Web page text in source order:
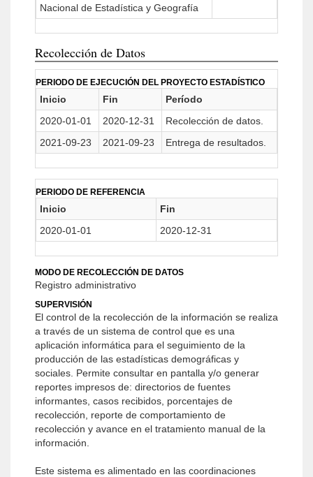
Nacional de Estadística y Geografía
Recolección de Datos
PERIODO DE EJECUCIÓN DEL PROYECTO ESTADÍSTICO
Inicio Fin
Período
2020-01-01
2020-12-31
Recolección de datos.
2021-09-23
2021-09-23 Entrega de resultados.
PERIODO DE REFERENCIA
Inicio
Fin
2020-01-01
2020-12-31
MODO DE RECOLECCIÓN DE DATOS
Registro administrativo
SUPERVISIÓN
El control de la recolección de la información se realiza
a través de un sistema de control que es una
aplicación informática para el seguimiento de la
producción de las estadísticas demográficas y
sociales. Permite consultar en pantalla y/o generar
reportes impresos de: directorios de fuentes
informantes, casos recibidos, porcentajes de
recolección, reporte de comportamiento de
recolección y avance en el tratamiento manual de la
información.
Este sistema es alimentado en las coordinaciones